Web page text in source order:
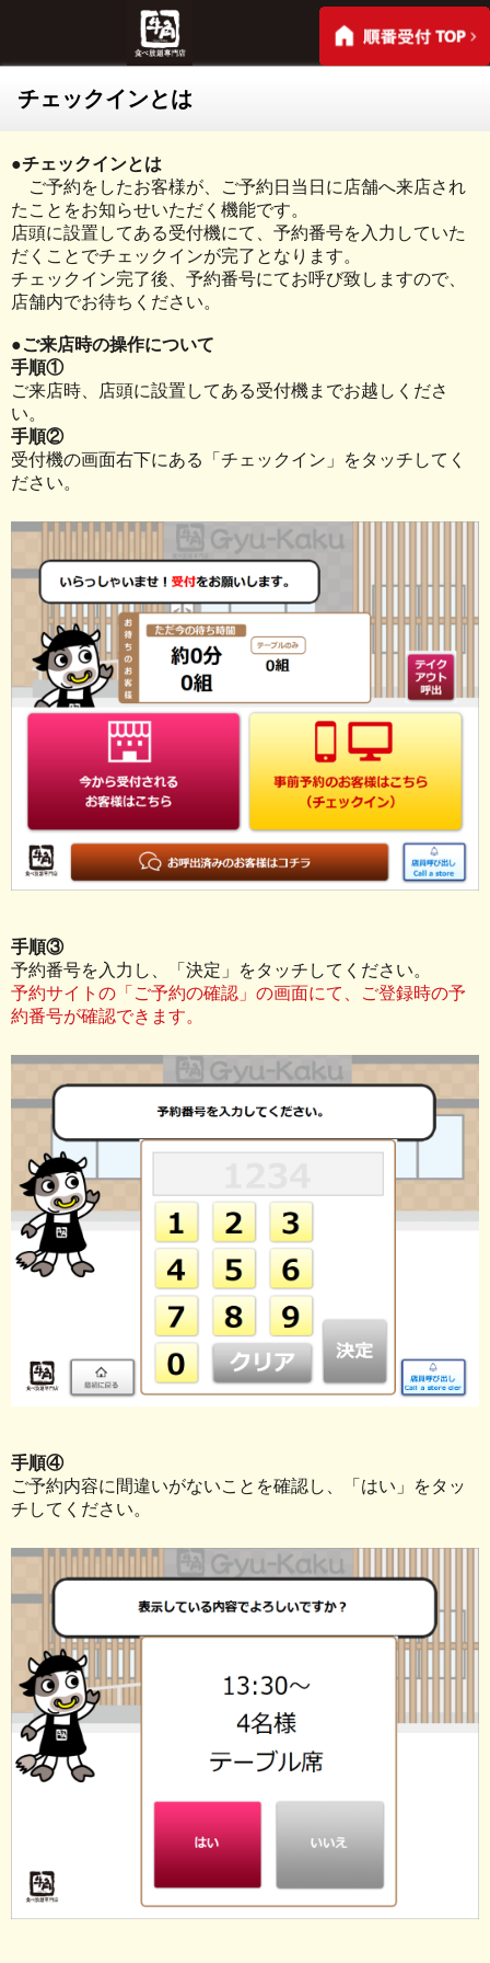
チェックインとは
●チェックインとは
ご予約をしたお客様が、ご予約日当日に店舗へ来店され
たことをお知らせいただく機能です。
店頭に設置してある受付機にて、予約番号を入力していた
だくことでチェックインが完了となります。
チェックイン完了後、予約番号にてお呼び致しますので、
店舗内でお待ちください。
●ご来店時の操作について
手順①
ご来店時、店頭に設置してある受付機までお越しくださ
い。
手順②
受付機の画面右下にある「チェックイン」をタッチしてく
ださい。
手順③
予約番号を入力し、「決定」をタッチしてください。
予約サイトの「ご予約の確認」の画面にて、ご登録時の予
約番号が確認できます。
手順④
ご予約内容に間違いがないことを確認し、「はい」をタッ
チしてください。